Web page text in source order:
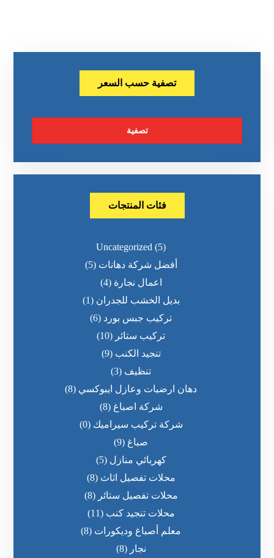
تصفية حسب السعر
تصفية
فئات المنتجات
Uncategorized (5)
أفضل شركة دهانات (5)
اعمال نجارة (4)
بديل الخشب للجدران (1)
تركيب جبس بورد (6)
تركيب ستائر (10)
تنجيد الكنب (9)
تنظيف (3)
دهان ارضيات وعازل ايبوكسي (8)
شركة اصباغ (8)
شركة تركيب سيراميك (0)
صباغ (9)
كهربائي منازل (5)
محلات تفصيل اثاث (8)
محلات تفصيل ستائر (8)
محلات تنجيد كنب (11)
معلم أصباغ وديكورات (8)
نجار (8)